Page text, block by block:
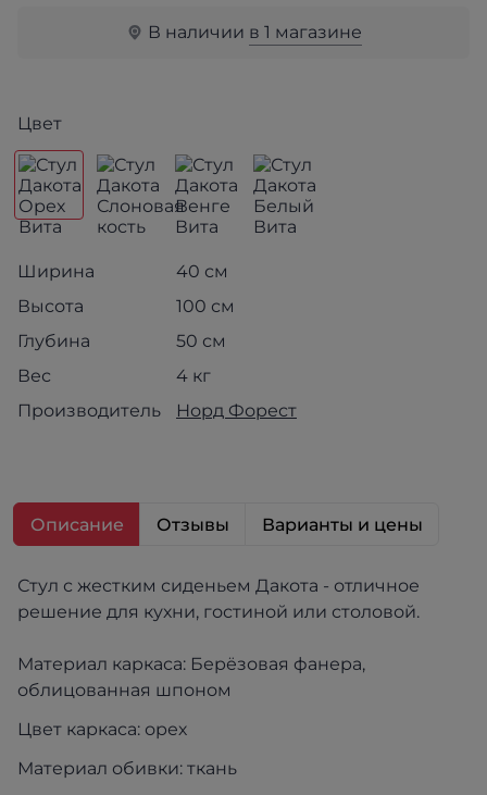
В наличии в 1 магазине
Цвет
Ширина
40 см
Высота
100 см
Глубина
50 см
Вес
4 кг
Производитель
Норд Форест
Описание Отзывы Варианты и цены
Стул с жестким сиденьем Дакота - отличное
решение для кухни, гостиной или столовой.
Материал каркаса: Берёзовая фанера,
облицованная шпоном
Цвет каркаса: орех
Материал обивки: ткань